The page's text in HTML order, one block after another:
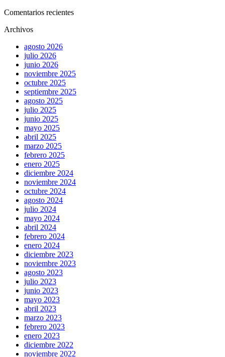
Comentarios recientes
Archivos
agosto 2026
julio 2026
junio 2026
noviembre 2025
octubre 2025
septiembre 2025
agosto 2025
julio 2025
junio 2025
mayo 2025
abril 2025
marzo 2025
febrero 2025
enero 2025
diciembre 2024
noviembre 2024
octubre 2024
agosto 2024
julio 2024
mayo 2024
abril 2024
febrero 2024
enero 2024
diciembre 2023
noviembre 2023
agosto 2023
julio 2023
junio 2023
mayo 2023
abril 2023
marzo 2023
febrero 2023
enero 2023
diciembre 2022
noviembre 2022